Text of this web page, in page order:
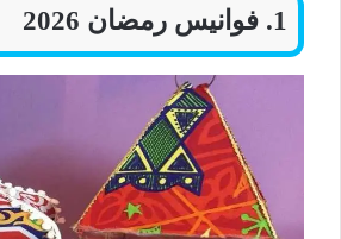
1. فوانيس رمضان 2026